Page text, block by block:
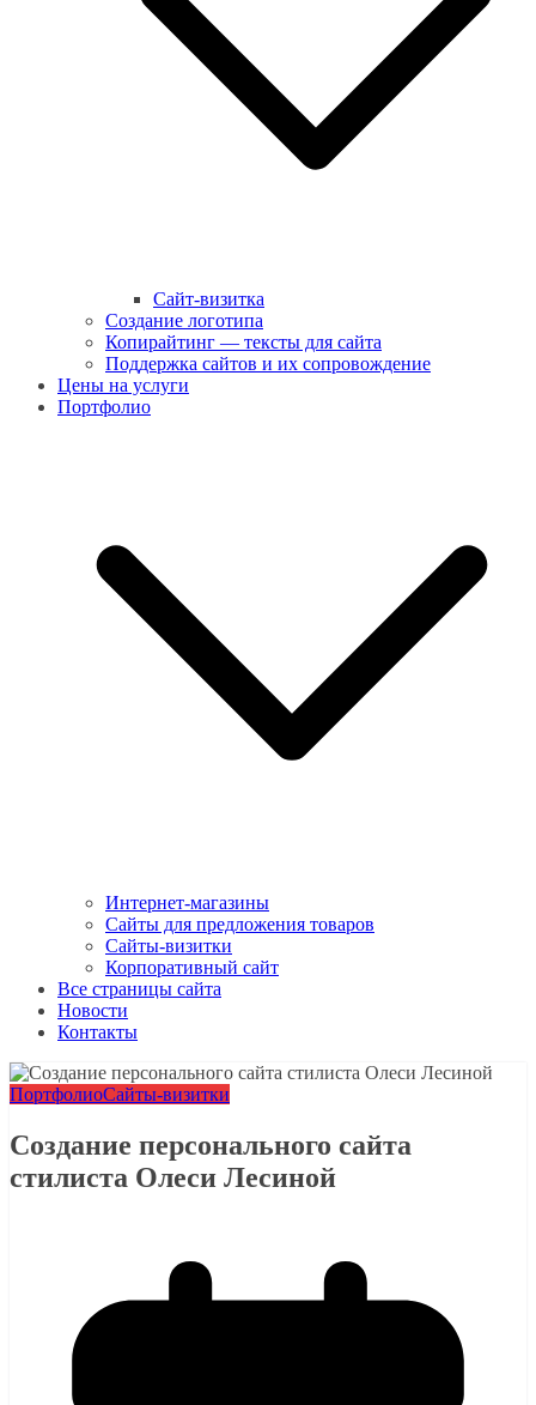
Сайт-визитка
Создание логотипа
Копирайтинг — тексты для сайта
Поддержка сайтов и их сопровождение
Цены на услуги
Портфолио
Интернет-магазины
Сайты для предложения товаров
Сайты-визитки
Корпоративный сайт
Все страницы сайта
Новости
Контакты
ПортфолиоСайты-визитки
Создание персонального сайта
стилиста Олеси Лесиной